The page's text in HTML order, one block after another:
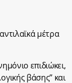
μέτρα
επιδιώκει,
βάσης” και